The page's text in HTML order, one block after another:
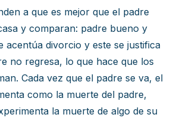
a que es mejor que el padre
y comparan: padre bueno y
acentúa divorcio y este se justifica
no regresa, lo que hace que los
Cada vez que el padre se va, el
como la muerte del padre,
la muerte de algo de su